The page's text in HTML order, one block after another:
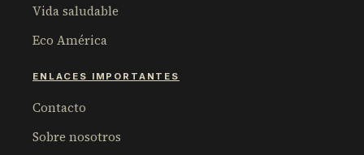
Vida saludable
Eco América
ENLACES IMPORTANTES
Contacto
Sobre nosotros